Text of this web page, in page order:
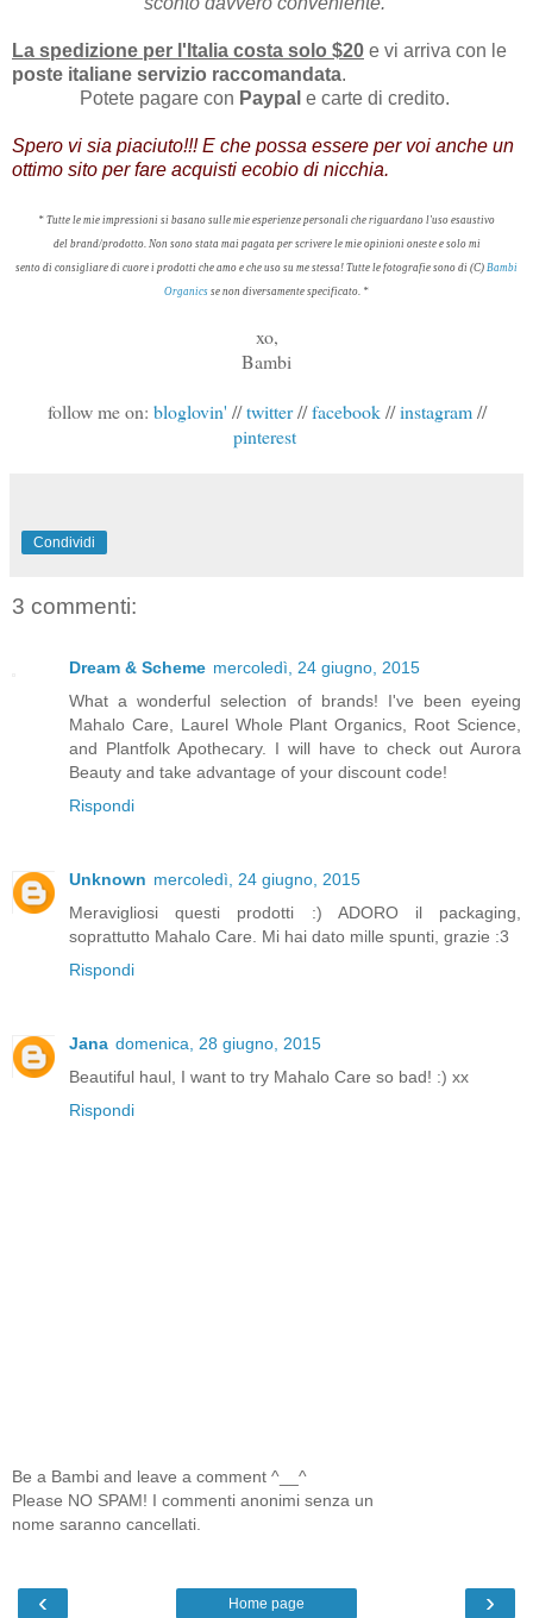
La spedizione per l'Italia costa solo $20 e vi arriva con le
poste italiane servizio raccomandata.
Potete pagare con Paypal e carte di credito.
Spero vi sia piaciuto!!! E che possa essere per voi anche un
ottimo sito per fare acquisti ecobio di nicchia.
* Tutte le mie impressioni si basano sulle mie esperienze personali che riguardano l'uso esaustivo
del brand/prodotto. Non sono stata mai pagata per scrivere le mie opinioni oneste e solo mi
sento di consigliare di cuore i prodotti che amo e che uso su me stessa ! Tutte le fotografie sono di (C) Bambi
Organics se non diversamente specificato *
xo,
Bambi
follow me on: bloglovin' //twitter//facebook//instagram//
pinterest
Condividi
3 commenti:
Dream & Scheme mercoledì, 24 giugno, 2015
What a wonderful selection of brands! I've been eyeing
Mahalo Care, Laurel Whole Plant Organics, Root Science,
and Plantfolk Apothecary. I will have to check out Aurora
Beauty and take advantage of your discount code!
Rispondi
Unknown mercoledì, 24 giugno, 2015
Meravigliosi questi prodotti :) ADORO il packaging,
soprattutto Mahalo Care. Mi hai dato mille spunti, grazie :3
Rispondi
Jana domenica, 28 giugno, 2015
Beautiful haul, I want to try Mahalo Care so bad! :) xx
Rispondi
Be a Bambi and leave a comment ^__^
Please NO SPAM! I commenti anonimi senza un
nome saranno cancellati.
‹ ›
Home page